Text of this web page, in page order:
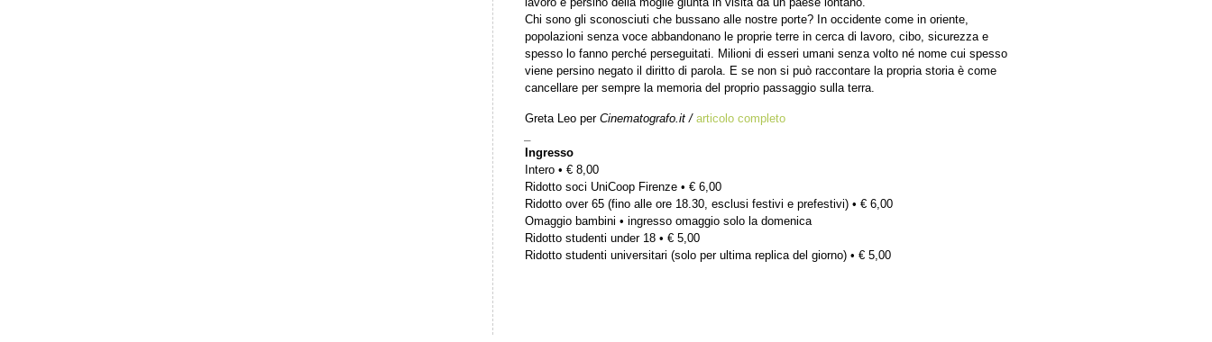
Chi sono gli sconosciuti che bussano alle nostre porte? In occidente come in oriente,
popolazioni senza voce abbandonano le proprie terre in cerca di lavoro, cibo, sicurezza e
spesso lo fanno perché perseguitati. Milioni di esseri umani senza volto né nome cui spesso
viene persino negato il diritto di parola. E se non si può raccontare la propria storia è come
cancellare per sempre la memoria del proprio passaggio sulla terra.
Greta Leo per Cinematografo.it / articolo completo
Ingresso
Intero • € 8,00
Ridotto soci UniCoop Firenze • € 6,00
Ridotto over 65 (fino alle ore 18.30, esclusi festivi e prefestivi) • € 6,00
Omaggio bambini • ingresso omaggio solo la domenica
Ridotto studenti under 18 • € 5,00
Ridotto studenti universitari (solo per ultima replica del giorno) • € 5,00